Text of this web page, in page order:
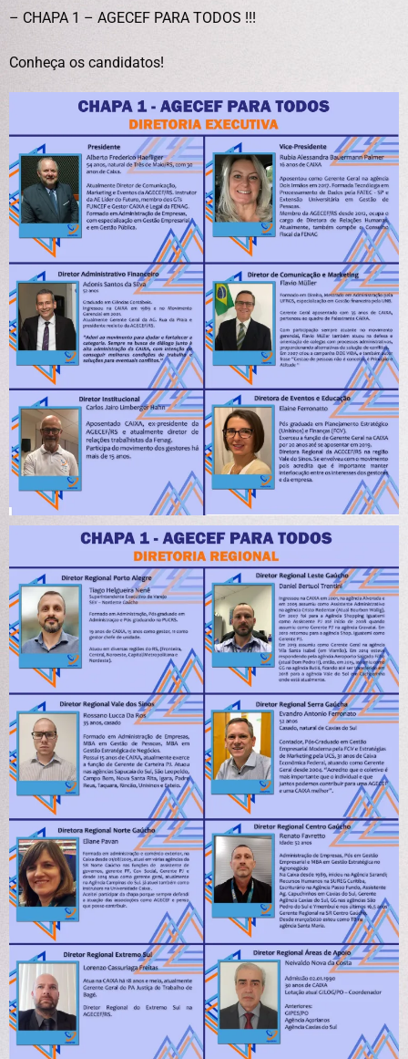
– CHAPA 1 – AGECEF PARA TODOS !!!
Conheça os candidatos!